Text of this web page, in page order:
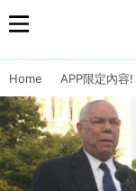
Home APP限定內容!